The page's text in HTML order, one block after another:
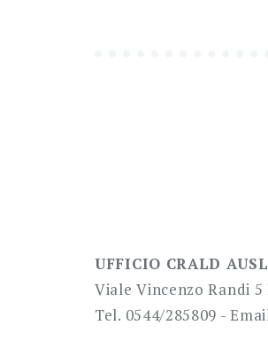
UFFICIO CRALD
Viale Vincenzo Randi 5
Tel. 0544/285809 -